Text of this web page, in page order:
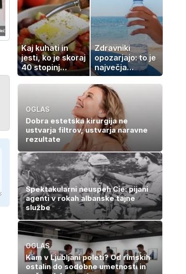
Kaj kuhati in
jesti, ko je skoraj
40 stopinj
Celzija: 5 kosil
brez prižiganja
Zdravniki
opozarjajo: to je
največja
napaka, ki jo
ljudje delajo med
vročino
OGLAS
Dobra estetska kirurgija ne
ustvarja filtrov, ustvarja naravne
rezultate
Spektakularni neuspeh Cie: pijani
agenti v rokah albanske tajne
službe
OGLAS
Kam v Ljubljani poleti? Od rimskih
ostalin do sodobne umetnosti in